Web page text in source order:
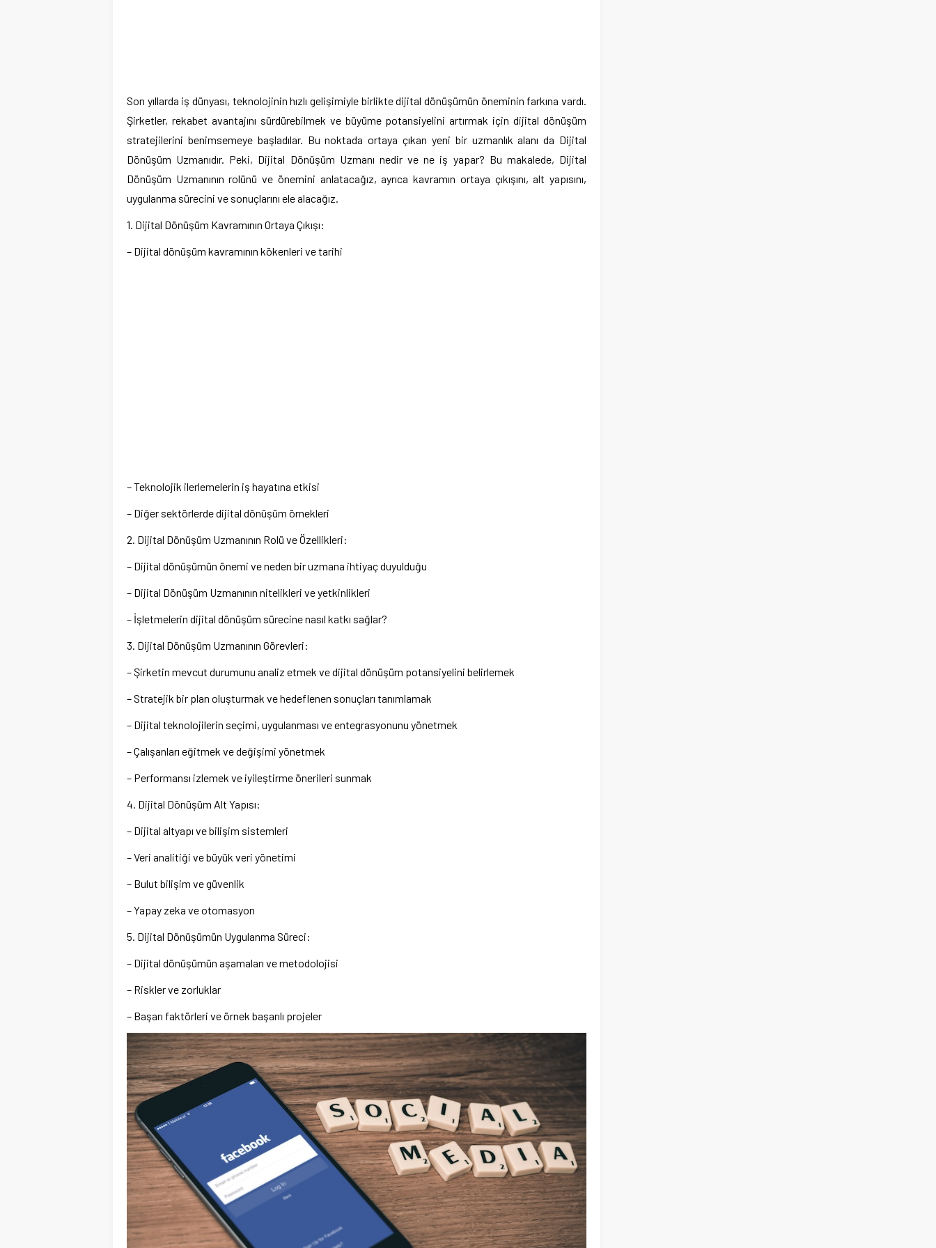
Son yıllarda iş dünyası, teknolojinin hızlı gelişimiyle birlikte dijital dönüşümün öneminin farkına vardı.
Şirketler, rekabet avantajını sürdürebilmek ve büyüme potansiyelini artırmak için dijital dönüşüm
stratejilerini benimsemeye başladılar. Bu noktada ortaya çıkan yeni bir uzmanlık alanı da Dijital
Dönüşüm Uzmanıdır. Peki, Dijital Dönüşüm Uzmanı nedir ve ne iş yapar? Bu makalede, Dijital
Dönüşüm Uzmanının rolünü ve önemini anlatacağız, ayrıca kavramın ortaya çıkışını, alt yapısını,
uygulanma sürecini ve sonuçlarını ele alacağız.
1. Dijital Dönüşüm Kavramının Ortaya Çıkışı:
– Dijital dönüşüm kavramının kökenleri ve tarihi
– Teknolojik ilerlemelerin iş hayatına etkisi
– Diğer sektörlerde dijital dönüşüm örnekleri
2. Dijital Dönüşüm Uzmanının Rolü ve Özellikleri:
– Dijital dönüşümün önemi ve neden bir uzmana ihtiyaç duyulduğu
– Dijital Dönüşüm Uzmanının nitelikleri ve yetkinlikleri
– İşletmelerin dijital dönüşüm sürecine nasıl katkı sağlar?
3. Dijital Dönüşüm Uzmanının Görevleri:
– Şirketin mevcut durumunu analiz etmek ve dijital dönüşüm potansiyelini belirlemek
– Stratejik bir plan oluşturmak ve hedeflenen sonuçları tanımlamak
– Dijital teknolojilerin seçimi, uygulanması ve entegrasyonunu yönetmek
– Çalışanları eğitmek ve değişimi yönetmek
– Performansı izlemek ve iyileştirme önerileri sunmak
4. Dijital Dönüşüm Alt Yapısı:
– Dijital altyapı ve bilişim sistemleri
– Veri analitiği ve büyük veri yönetimi
– Bulut bilişim ve güvenlik
– Yapay zeka ve otomasyon
5. Dijital Dönüşümün Uygulanma Süreci:
– Dijital dönüşümün aşamaları ve metodolojisi
– Riskler ve zorluklar
– Başarı faktörleri ve örnek başarılı projeler